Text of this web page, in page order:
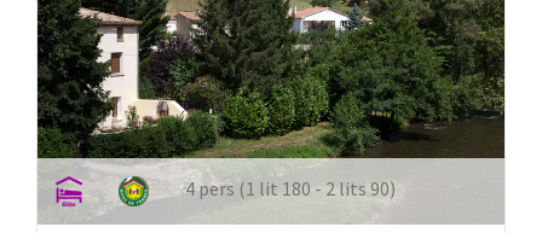
4 pers (1 lit 180 - 2 lits 90)